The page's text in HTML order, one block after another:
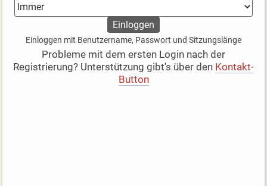
Einloggen mit Benutzername, Passwort und Sitzungslänge
Probleme mit dem ersten Login nach der
Registrierung? Unterstützung gibt's über den Kontakt-
Button